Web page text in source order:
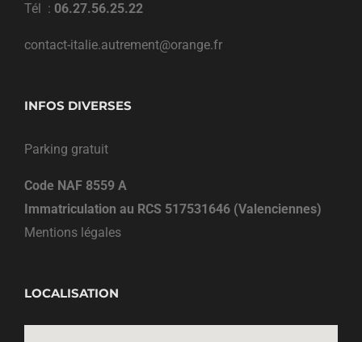
Tél : 06.27.56.25.22
contact-italie.autrement@orange.fr
INFOS DIVERSES
Parking gratuit
Code NAF 8559 A
Immatriculation au RCS 517531646 (Valenciennes)
Mentions légales
LOCALISATION